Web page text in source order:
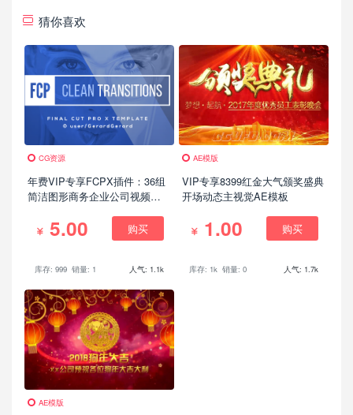
猜你喜欢
CG资源
年费VIP专享FCPX插件：36组
简洁图形商务企业公司视频转
5.00 购买
库存: 999 销量: 1 人气: 1.1k
AE模版
VIP专享8399红金大气颁奖盛典
开场动态主视觉AE模板
1.00 购买
库存: 1k 销量: 0 人气: 1.7k
AE模版